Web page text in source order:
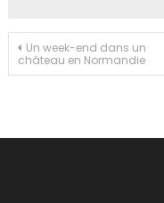
Navigation
l’article
Un week-end dans un
château en Normandie